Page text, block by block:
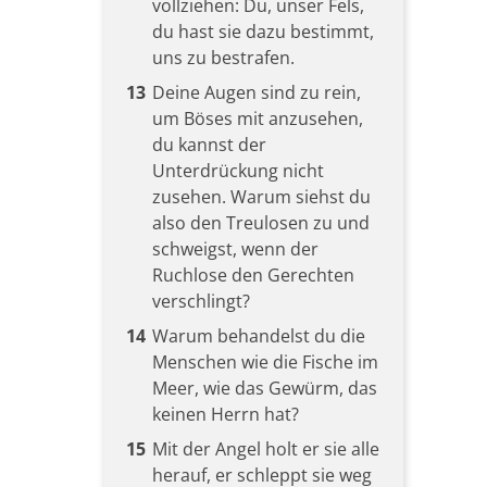
vollziehen: Du, unser Fels,
du hast sie dazu bestimmt,
uns zu bestrafen.
13 Deine Augen sind zu rein,
um Böses mit anzusehen,
du kannst der
Unterdrückung nicht
zusehen. Warum siehst du
also den Treulosen zu und
schweigst, wenn der
Ruchlose den Gerechten
verschlingt?
14 Warum behandelst du die
Menschen wie die Fische im
Meer, wie das Gewürm, das
keinen Herrn hat?
15 Mit der Angel holt er sie alle
herauf, er schleppt sie weg